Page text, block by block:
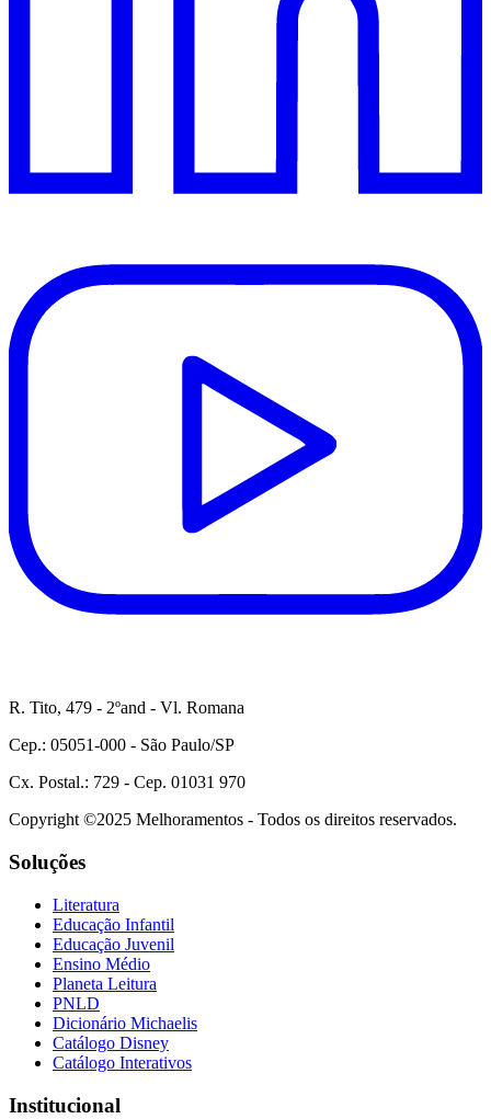
R. Tito, 479 - 2ºand - Vl. Romana
Cep.: 05051-000 - São Paulo/SP
Cx. Postal.: 729 - Cep. 01031 970
Copyright ©2025 Melhoramentos - Todos os direitos reservados.
Soluções
Literatura
Educação Infantil
Educação Juvenil
Ensino Médio
Planeta Leitura
PNLD
Dicionário Michaelis
Catálogo Disney
Catálogo Interativos
Institucional